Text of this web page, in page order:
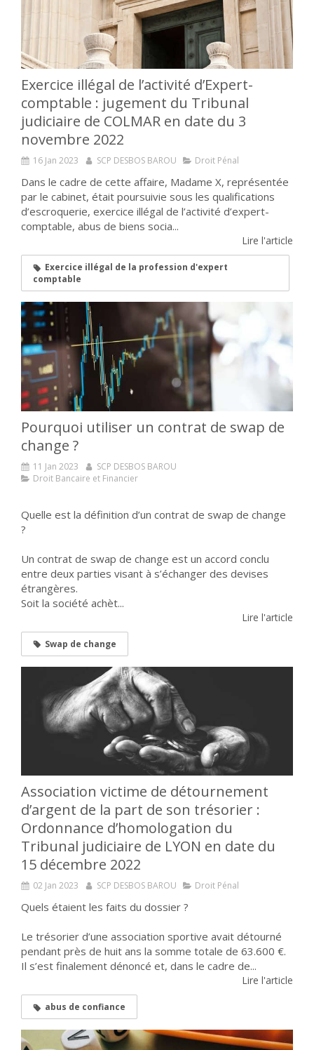
Exercice illégal de l’activité d’Expert-
comptable : jugement du Tribunal
judiciaire de COLMAR en date du 3
novembre 2022
16 Jan 2023 SCP DESBOS BAROU Droit Pénal
Dans le cadre de cette affaire, Madame X, représentée
par le cabinet, était poursuivie sous les qualifications
d’escroquerie, exercice illégal de l’activité d’expert-
comptable, abus de biens socia...
Lire l'article
Exercice illégal de la profession d'expert
comptable
Pourquoi utiliser un contrat de swap de
change ?
11 Jan 2023
SCP DESBOS BAROU
Droit Bancaire et Financier
Quelle est la définition d’un contrat de swap de change
?
Un contrat de swap de change est un accord conclu
entre deux parties visant à s’échanger des devises
étrangères.
Soit la société achèt...
Lire l'article
Swap de change
Association victime de détournement
d’argent de la part de son trésorier :
Ordonnance d’homologation du
Tribunal judiciaire de LYON en date du
15 décembre 2022
02 Jan 2023 SCP DESBOS BAROU Droit Pénal
Quels étaient les faits du dossier ?
Le trésorier d’une association sportive avait détourné
pendant près de huit ans la somme totale de 63.600 €.
Il s’est finalement dénoncé et, dans le cadre de...
Lire l'article
abus de confiance